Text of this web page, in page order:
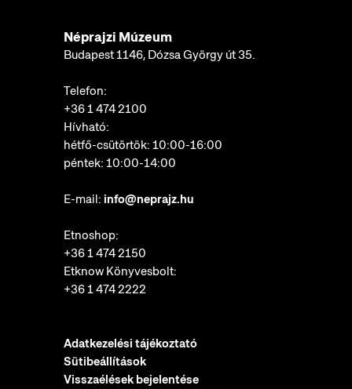
Néprajzi Múzeum
Budapest 1146, Dózsa György út 35.
Telefon:
+36 1 474 2100
Hívható:
hétfő-csütörtök: 10:00-16:00
péntek: 10:00-14:00
E-mail: info@neprajz.hu
Etnoshop:
+36 1 474 2150
Etknow Könyvesbolt:
+36 1 474 2222
Adatkezelési tájékoztató
Sütibeállítások
Visszaélések bejelentése